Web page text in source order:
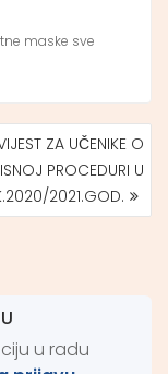
maske sve
ZA UČENIKE O
PROCEDURI U
2021.GOD.
u radu